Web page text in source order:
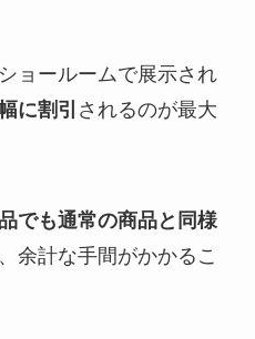
ョールームで展示され
に割引 されるのが最大
でも通常の商品と同様
余計な手間がかかるこ